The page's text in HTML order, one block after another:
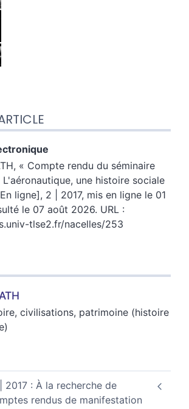
, « Compte rendu du séminaire
L'aéronautique, une histoire sociale
ligne], 2 | 2017, mis en ligne le 01
le 07 août 2026. URL :
tlse2.fr/nacelles/253
civilisations, patrimoine (histoire
2017 : À la recherche de
rendus de manifestation